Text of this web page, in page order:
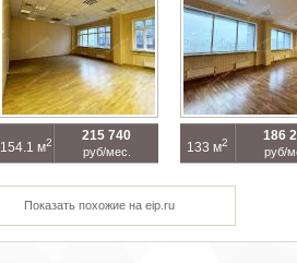
154.1 м2 215 740
руб/мес. 133 м2 186
руб/
Показать похожие на eip.ru